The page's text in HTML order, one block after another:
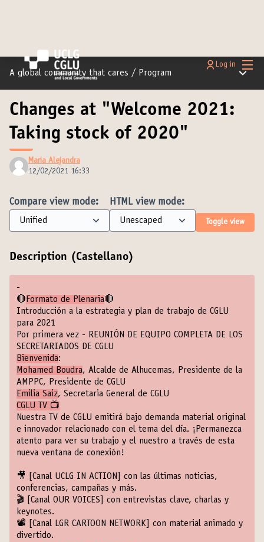
Main
Log in
A global community that cares / Program Main
Changes at "Welcome 2021:
Taking stock of 2020"
Maria Alejandra
12/02/2021 16:33
Compare view mode: HTML view mode:
Toggle view
Description (Castellano)
-
🔴 Formato de Plenaria🔴
Introducción a la estrategia y plan de trabajo de CGLU
para 2021
Por primera vez - REUNIÓN DE EQUIPO COMPLETA DE LOS
SECRETARIADOS DE CGLU
Bienvenida:
Mohamed Boudra, Alcalde de Alhucemas, Presidente de la
AMPPC, Presidente de CGLU
Emilia Saiz, Secretaria General de CGLU
CGLU TV 📺
Nuestra TV de CGLU emitirá bajo demanda material original
e innovador relacionado con el tema del día. ¡Permanezca
atento para ver su trabajo y el nuestro a través de esta
nueva ventana de conexión!
🎥 [Canal UCLG IN ACTION]
con las últimas noticias,
conferencias, campañas y más.
🎬
[Canal OUR VOICES]
con entrevistas clave, charlas y
keynotes.
📽️
[Canal LGR CARTOON NETWORK]
con material animado y
divertido.